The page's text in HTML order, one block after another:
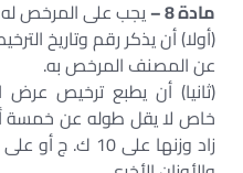
مادة 8 –
يجب على المرخص
(أولا) أن يذكر رقم وتاريخ
عن المصنف المرخص به.
(ثانيا) أن يطبع ترخيص عرض
زاد وزنها على